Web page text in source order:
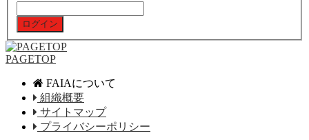
PAGETOP
FAIAについて
組織概要
サイトマップ
プライバシーポリシー